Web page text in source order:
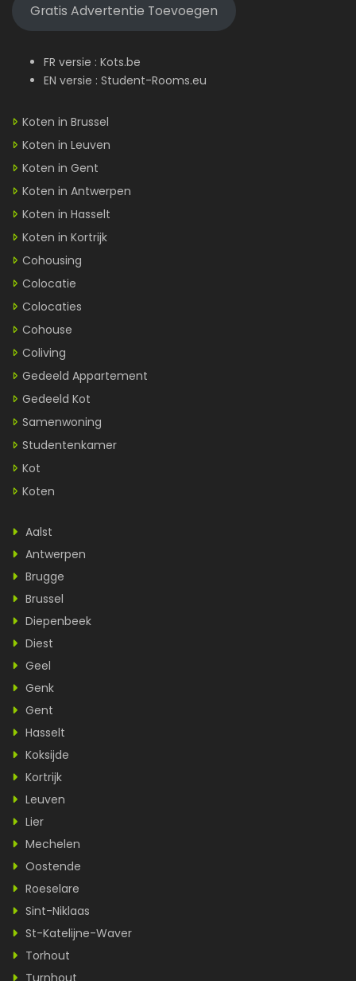
Gratis Advertentie Toevoegen
FR versie : Kots.be
EN versie : Student-Rooms.eu
Koten in Brussel
Koten in Leuven
Koten in Gent
Koten in Antwerpen
Koten in Hasselt
Koten in Kortrijk
Cohousing
Colocatie
Colocaties
Cohouse
Coliving
Gedeeld Appartement
Gedeeld Kot
Samenwoning
Studentenkamer
Kot
Koten
Aalst
Antwerpen
Brugge
Brussel
Diepenbeek
Diest
Geel
Genk
Gent
Hasselt
Koksijde
Kortrijk
Leuven
Lier
Mechelen
Oostende
Roeselare
Sint-Niklaas
St-Katelijne-Waver
Torhout